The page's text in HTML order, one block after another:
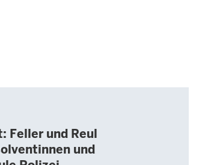
Feller und Reul
und